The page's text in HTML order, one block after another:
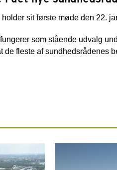
sit første møde den 22.
som stående udvalg
de fleste af sundhedsrådenes